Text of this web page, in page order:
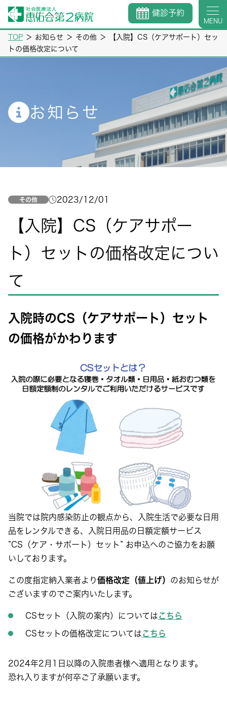
健診予約
MENU
TOP ＞ お知らせ ＞ その他 ＞
【入院】CS（ケアサポート）セッ
トの価格改定について
お知らせ
その他 2023/12/01
【入院】CS（ケアサポー
ト）セットの価格改定につい
て
入院時のCS（ケアサポート）セット
の価格がかわります
当院では院内感染防止の観点から、入院生活で必要な日用
品をレンタルできる、入院日用品の日額定額サービス
”CS（ケア・サポート）セット” お申込へのご協力をお願
いしております。
この度指定納入業者より価格改定（値上げ） のお知らせが
ございますのでご案内いたします。
CSセット（入院の案内）についてはこちら
CSセットの価格改定についてはこちら
2024年2月1日以降の入院患者様へ適用となります。
恐れ入りますが何卒ご了承願います。